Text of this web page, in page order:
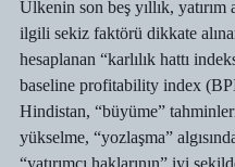
Ülkenin son beş yıllık, yatırım
ilgili sekiz faktörü dikkate
hesaplanan “karlılık hattı
baseline profitability index
Hindistan, “büyüme”
yükselme, “yozlaşma”
“yatırımcı haklarının” iyi